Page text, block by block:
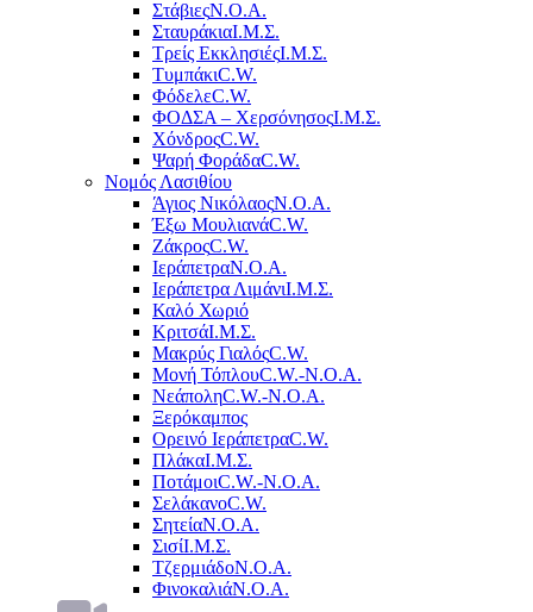
ΣτάβιεςΝ.Ο.Α.
ΣταυράκιαΙ.Μ.Σ.
Τρείς ΕκκλησιέςΙ.Μ.Σ.
ΤυμπάκιC.W.
ΦόδελεC.W.
ΦΟΔΣΑ – ΧερσόνησοςΙ.Μ.Σ.
ΧόνδροςC.W.
Ψαρή ΦοράδαC.W.
Νομός Λασιθίου
Άγιος ΝικόλαοςΝ.Ο.Α.
Έξω ΜουλιανάC.W.
ΖάκροςC.W.
ΙεράπετραΝ.Ο.Α.
Ιεράπετρα ΛιμάνιΙ.Μ.Σ.
Καλό Χωριό
ΚριτσάΙ.Μ.Σ.
Μακρύς ΓιαλόςC.W.
Μονή ΤόπλουC.W.-Ν.Ο.Α.
ΝεάποληC.W.-Ν.Ο.Α.
Ξερόκαμπος
Ορεινό ΙεράπετραC.W.
ΠλάκαΙ.Μ.Σ.
ΠοτάμοιC.W.-Ν.Ο.Α.
ΣελάκανοC.W.
ΣητείαΝ.Ο.Α.
ΣισίΙ.Μ.Σ.
ΤζερμιάδοΝ.Ο.Α.
ΦινοκαλιάΝ.Ο.Α.